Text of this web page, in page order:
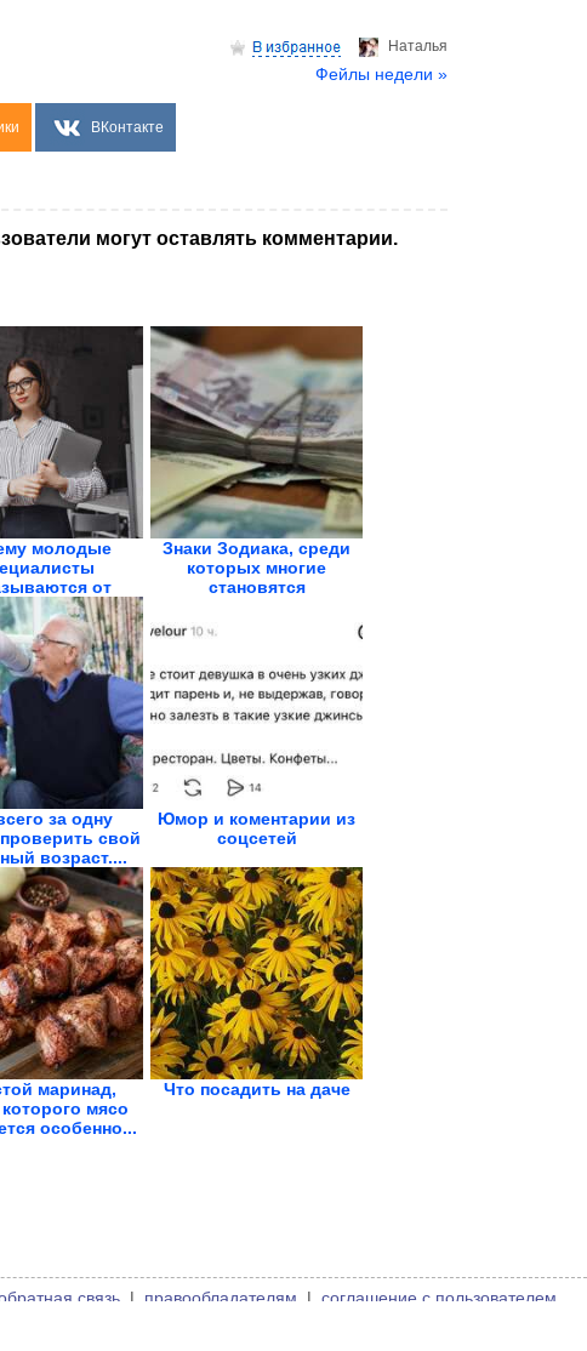
Hаталья
Фейлы недели »
ВКонтакте
могут оставлять комментарии.
молодые
от
Знаки Зодиака, среди
которых многие
становятся
за одну
свой
возраст....
Юмор и коментарии из
соцсетей
маринад,
мясо
особенно...
Что посадить на даче
связь | правообладателям | соглашение с пользователем